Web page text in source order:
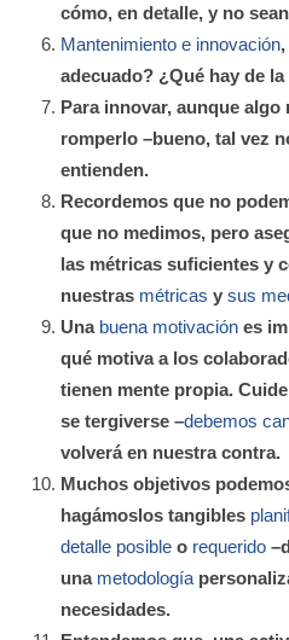
cómo, en detalle, y no
Mantenimiento e innovación
adecuado? ¿Qué hay de la
Para innovar, aunque
romperlo –bueno, tal vez
entienden.
Recordemos que no
que no medimos, pero
las métricas suficientes y
nuestras métricas y sus
Una buena motivación es
qué motiva a los
tienen mente propia.
se tergiverse –debemos
volverá en nuestra contra.
Muchos objetivos
hagámoslos tangibles
detalle posible o requerido
una metodología
necesidades.